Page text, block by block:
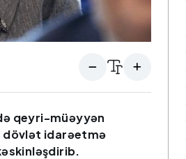
qeyri-müəyyən
dövlət idarəetmə